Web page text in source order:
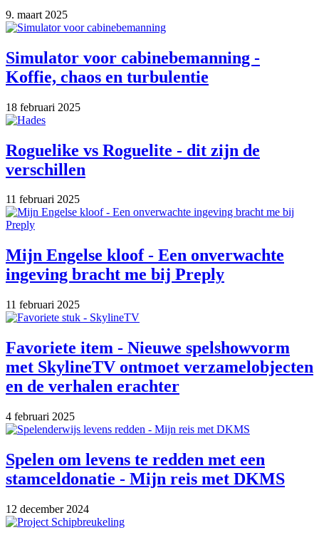
9. maart 2025
Simulator voor cabinebemanning -
Koffie, chaos en turbulentie
18 februari 2025
Roguelike vs Roguelite - dit zijn de
verschillen
11 februari 2025
Mijn Engelse kloof - Een onverwachte
ingeving bracht me bij Preply
11 februari 2025
Favoriete item - Nieuwe spelshowvorm
met SkylineTV ontmoet verzamelobjecten
en de verhalen erachter
4 februari 2025
Spelen om levens te redden met een
stamceldonatie - Mijn reis met DKMS
12 december 2024